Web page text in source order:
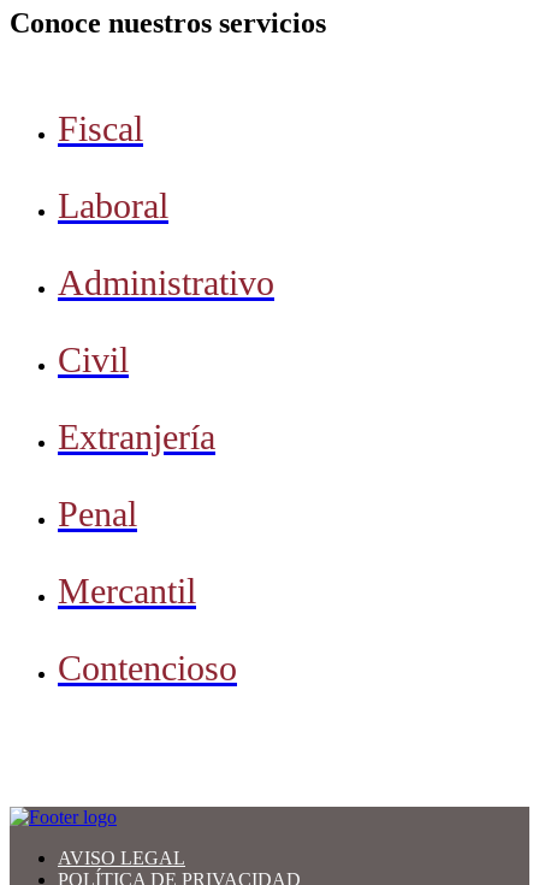
Conoce nuestros servicios
Fiscal
Laboral
Administrativo
Civil
Extranjería
Penal
Mercantil
Contencioso
AVISO LEGAL
POLÍTICA DE PRIVACIDAD